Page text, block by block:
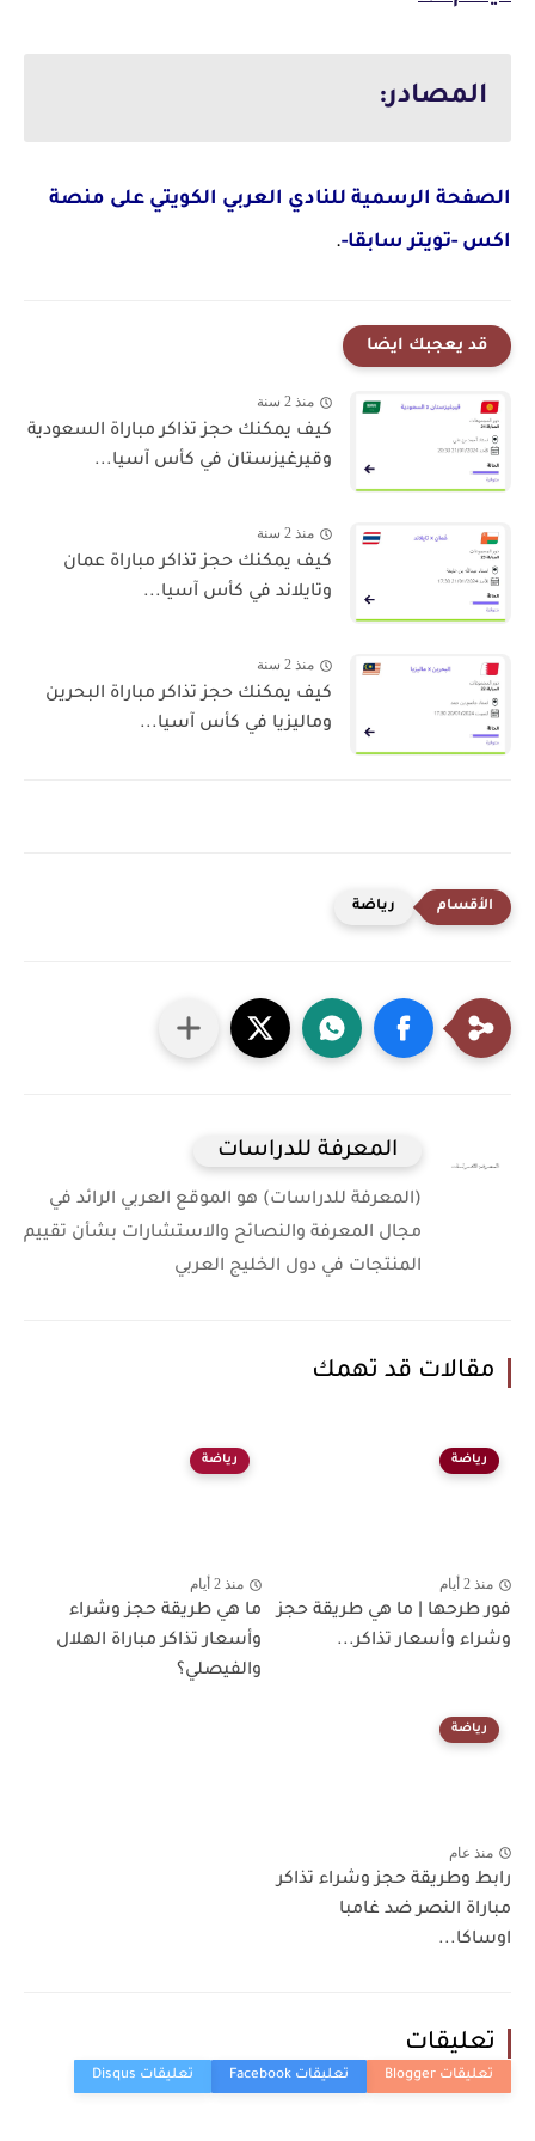
المصادر:
الصفحة الرسمية للنادي العربي الكويتي على منصة
اكس -تويتر سابقا-.
قد يعجبك ايضا
منذ 2 سنة
كيف يمكنك حجز تذاكر مباراة السعودية
وقيرغيزستان في كأس آسيا...
منذ 2 سنة
كيف يمكنك حجز تذاكر مباراة عمان
وتايلاند في كأس آسيا...
منذ 2 سنة
كيف يمكنك حجز تذاكر مباراة البحرين
وماليزيا في كأس آسيا...
رياضة
المعرفة للدراسات
(المعرفة للدراسات) هو الموقع العربي الرائد في
مجال المعرفة والنصائح والاستشارات بشأن تقييم
المنتجات في دول الخليج العربي
مقالات قد تهمك
رياضة
منذ 2 أيام
فور طرحها | ما هي طريقة حجز
وشراء وأسعار تذاكر...
رياضة
منذ 2 أيام
ما هي طريقة حجز وشراء
وأسعار تذاكر مباراة الهلال
والفيصلي؟
رياضة
منذ عام
رابط وطريقة حجز وشراء تذاكر
مباراة النصر ضد غامبا
اوساكا...
تعليقات